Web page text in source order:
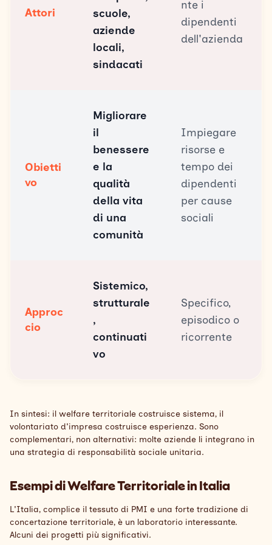
Attori
scuole,
aziende
locali,
sindacati
nte i
dipendenti
dell'azienda
Obietti
vo
Migliorare
il
benessere
e la
qualità
della vita
di una
comunità
Impiegare
risorse e
tempo dei
dipendenti
per cause
sociali
Approc
cio
Sistemico,
strutturale
,
continuati
vo
Specifico,
episodico o
ricorrente
In sintesi: il welfare territoriale costruisce sistema, il
volontariato d'impresa costruisce esperienza. Sono
complementari, non alternativi: molte aziende li integrano in
una strategia di responsabilità sociale unitaria.
Esempi di Welfare Territoriale in Italia
L'Italia, complice il tessuto di PMI e una forte tradizione di
concertazione territoriale, è un laboratorio interessante.
Alcuni dei progetti più significativi.